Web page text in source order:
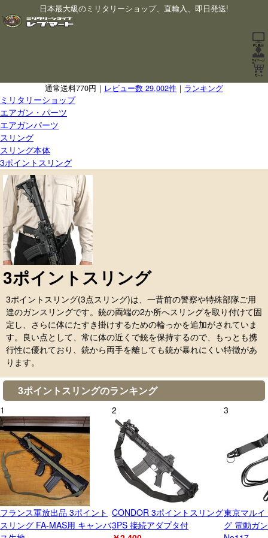
日本最大級のミリタリーショップ、直輸入、即日発送!
通常送料770円｜ レビュー数 29,002件 ｜ ランキング
ミリタリーショップ
エアガン・パーツ
エアガンパーツ
スリング
スリング本体
3ポイントスリング
3ポイントスリング
3ポイントスリング(3点スリング)は、一昔前の警察や特殊部隊ご用
達のガンスリングです。銃の両端の2か所へスリングを取り付けて固
定し、さらに体にたすき掛けするための輪っかを追加がされていま
す。良い点として、常に体の近くで銃を保持するので、もっとも携
行性に優れており、銃から両手を離しても銃が暴れにくい特徴があ
ります。
3ポイントスリングのランキング
1
フランス軍放出品 3ポイント
スリング FA-MAS用 キャンバ
2
CONDOR 3ポイントスリング
3PS 接続アダプタ付
3
東京マル
グ 電動ガ